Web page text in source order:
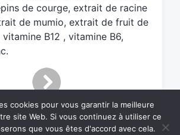
de courge, extrait de racine
de mumio, extrait de fruit de
B12 , vitamine B6,
cookies pour vous garantir la meilleure
site Web. Si vous continuez à utiliser ce
que vous êtes d'accord avec cela.